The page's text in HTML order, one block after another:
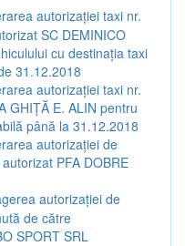
autorizației taxi nr.
SC DEMINICO
cu destinația taxi
31.12.2018
autorizației taxi nr.
GHIȚĂ E. ALIN pentru
până la 31.12.2018
autorizației de
PFA DOBRE
autorizației de
de către
SPORT SRL